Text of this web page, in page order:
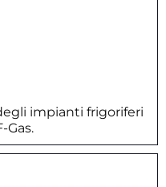
impianti frigoriferi
Gas.